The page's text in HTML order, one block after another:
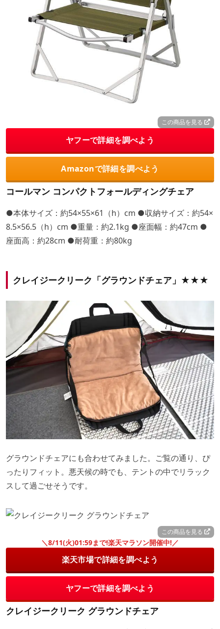
この商品を見る
ヤフーで詳細を調べよう
Amazonで詳細を調べよう
コールマン コンパクトフォールディングチェア
●本体サイズ：約54×55×61（h）cm ●収納サイズ：約54×
8.5×56.5（h）cm ●重量：約2.1kg ●座面幅：約47cm ●
座面高：約28cm ●耐荷重：約80kg
クレイジークリーク「グラウンドチェア」★★★
グラウンドチェアにも合わせてみました。ご覧の通り、ぴ
ったりフィット。悪天候の時でも、テントの中でリラック
スして過ごせそうです。
この商品を見る
＼8/11(火)01:59まで!楽天マラソン開催中!／
楽天市場で詳細を調べよう
ヤフーで詳細を調べよう
クレイジークリーク グラウンドチェア